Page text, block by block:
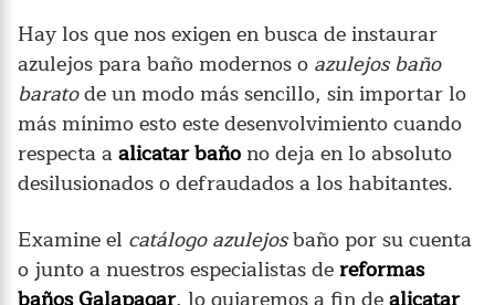
Hay los que nos exigen en busca de instaurar
azulejos para baño modernos o azulejos baño
baratode un modo más sencillo, sin importar lo
más mínimo esto este desenvolvimiento cuando
respecta aalicatar baño no deja en lo absoluto
desilusionados o defraudados a los habitantes.
Examine el catálogo azulejosbaño por su cuenta
o junto a nuestros especialistas dereformas